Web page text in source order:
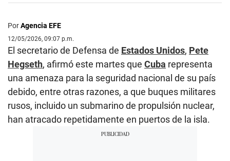
PorAgencia EFE
12/05/2026, 09:07 p.m.
El secretario de Defensa de Estados Unidos, Pete
Hegseth, afirmó este martes que Cuba representa
una amenaza para la seguridad nacional de su país
debido, entre otras razones, a que buques militares
rusos, incluido un submarino de propulsión nuclear,
han atracado repetidamente en puertos de la isla.